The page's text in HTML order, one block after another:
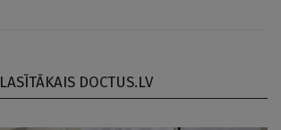
LASĪTĀKAIS DOCTUS.LV